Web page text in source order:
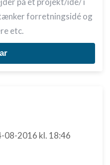
forretningsidé og
etc.
08-2016 kl. 18:46